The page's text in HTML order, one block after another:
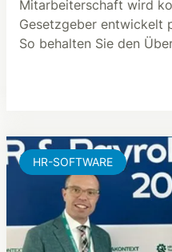
Mitarbeiterschaft wird
Gesetzgeber entwickelt
So behalten Sie den
HR-SOFTWARE